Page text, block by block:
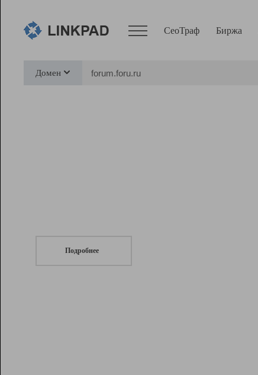
СеоТраф Биржа
Домен
Подробнее